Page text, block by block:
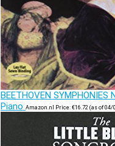
BEETHOVEN SYMPHONIES
Piano Amazon.nl Price: €16.72 (as of 04/